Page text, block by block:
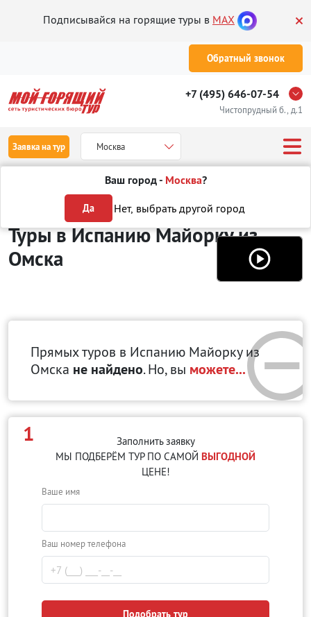
Подписывайся на горящие туры в MAX
Обратный звонок
+7 (495) 646-07-54
Чистопрудный б., д.1
Заявка на тур Москва
Ваш город - Москва?
Да Нет, выбрать другой город
Отдых в Испании Майорка
Туры в Испанию Майоркуиз
Омска
Прямых туров в Испанию Майорку из
Омска не найдено. Но, вы можете...
1
Заполнить заявку
МЫ ПОДБЕРЁМ ТУР ПО САМОЙ ВЫГОДНОЙ
ЦЕНЕ!
Ваше имя
Ваш номер телефона
Подобрать тур